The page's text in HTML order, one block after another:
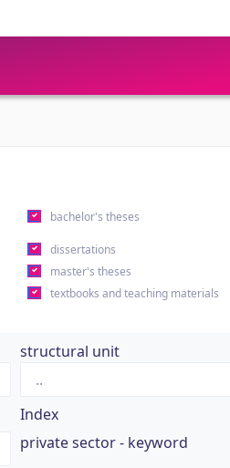
bachelor's theses
dissertations
master's theses
textbooks and teaching materials
structural unit
Index
private sector - keyword